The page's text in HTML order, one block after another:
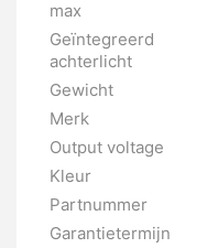
max
Geïntegreerd
achterlicht
Gewicht
Merk
Output voltage
Kleur
Partnummer
Garantietermijn